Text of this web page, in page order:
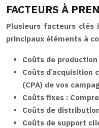
FACTEURS À
Plusieurs facteurs clés
principaux éléments à
Coûts de production
Coûts d’acquisition
(CPA) de vos
Coûts fixes :
Coûts de
Coûts de support